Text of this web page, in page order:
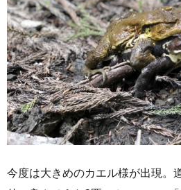
今度は大きめのカエル様が出現。